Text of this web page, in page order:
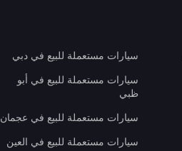
سيارات مستعملة للبيع في دبي
سيارات مستعملة للبيع في أبو
ظبي
سيارات مستعملة للبيع في عجمان
سيارات مستعملة للبيع في العين